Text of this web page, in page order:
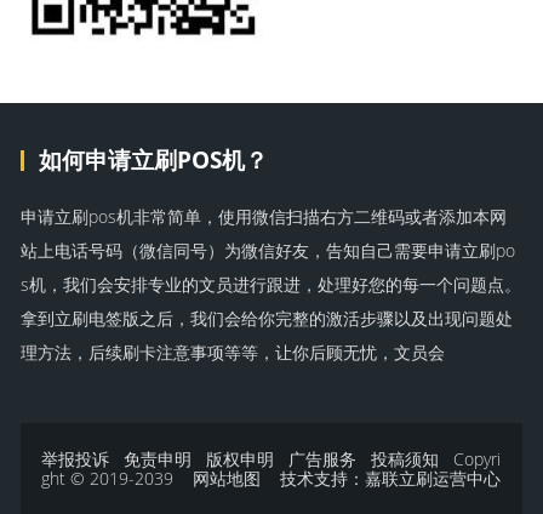
如何申请立刷POS机？
申请立刷pos机非常简单，使用微信扫描右方二维码或者添加本网
站上电话号码（微信同号）为微信好友，告知自己需要申请立刷po
s机，我们会安排专业的文员进行跟进，处理好您的每一个问题点。
拿到立刷电签版之后，我们会给你完整的激活步骤以及出现问题处
理方法，后续刷卡注意事项等等，让你后顾无忧，文员会
举报投诉 免责申明 版权申明 广告服务 投稿须知 Copyri
ght © 2019-2039 网站地图 技术支持：嘉联立刷运营中心